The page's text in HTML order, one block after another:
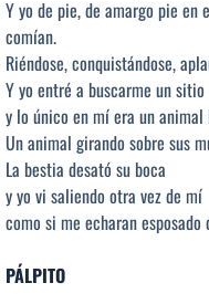
Y yo de pie, de amargo pie en
comían.
Riéndose, conquistándose,
Y yo entré a buscarme un sitio
y lo único en mí era un animal
Un animal girando sobre sus
La bestia desató su boca
y yo vi saliendo otra vez de mí
como si me echaran esposado
PÁLPITO